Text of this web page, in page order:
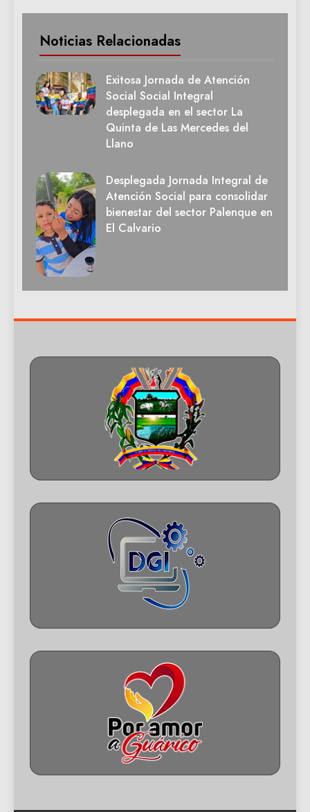
Noticias Relacionadas
Exitosa Jornada de Atención
Social Social Integral
desplegada en el sector La
Quinta de Las Mercedes del
Llano
Desplegada Jornada Integral de
Atención Social para consolidar
bienestar del sector Palenque en
El Calvario